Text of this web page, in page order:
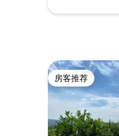
房客推荐
房客推荐